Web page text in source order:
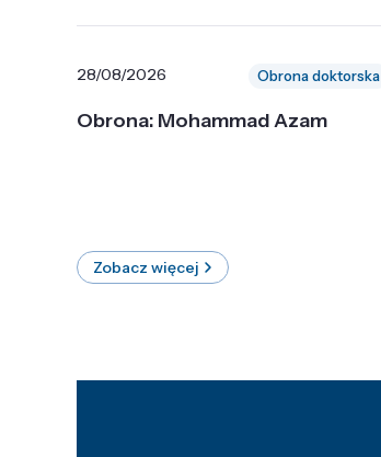
28/08/2026 Obrona doktorska
Obrona: Mohammad Azam
Zobacz więcej